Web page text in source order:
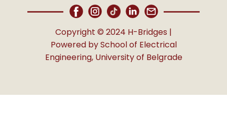
Copyright © 2024 H-Bridges |
Powered by School of Electrical
Engineering, University of Belgrade